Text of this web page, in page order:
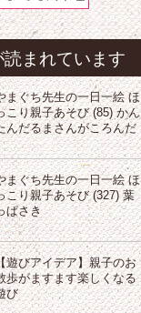
まれています
まぐち先生の一日一絵 ほ
こり親子あそび (85) かん
んだるまさんがころんだ
まぐち先生の一日一絵 ほ
こり親子あそび (327) 葉
ぱさき
遊びアイデア】親子のお
歩がますます楽しくなる
び